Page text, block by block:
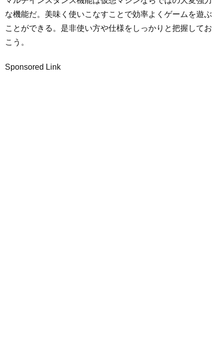
な機能だ。美味く使いこなすことで効率よくゲームを遊ぶ
ことができる。是非使い方や仕様をしっかりと把握してお
こう。
Sponsored Link